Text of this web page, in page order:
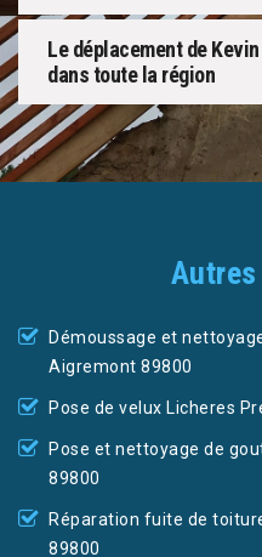
Le déplacement de
dans toute la région
Démoussage et
Aigremont 89800
Pose de velux Licheres
Pose et nettoyage de
89800
Réparation fuite de
89800